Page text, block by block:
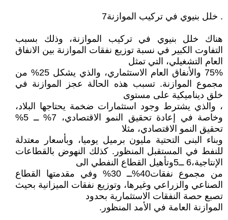
. خلل بنيوي في تركيب الموازنة7
هناك خلل بنيوي في تركيب الموازنة، وذلك بسبب
التفاوت الكبير في نسبة توزيع نفقات الموازنة بين الانفاق
العام التشغيلي، التي تمثل
75% والأنفاق العام الاستثماري، والذي يشكل 25% من
مجموع الموازنة. تسبب هذه الحالة عجز الموازنة في
خلق ديناميكية على مستوى
، والذي يشترط وجود استثمارات ضخمة يحتاجها البلاد،
وخاصة في إعادة تحقيق النمو الاقتصادي، 7% ــ 5%
تحقيق النمو الاقتصادي، مثلا
وبناء البنى التحتية مليون برميل يوميا، وبأسعار معتدلة
للنفط في المستقبل المنظور. كذلك النهوض بالقطاعات
الإنتاجية،6 ــ5وتأهيل القطاع النفطي الى
من مجموع نفقات40%ــ 30% وفي مقدمتها القطاع
الصناعي والزراعي وغيرها، وتوزيع نفقات الميزانية بحيث
تصبع حصة النفقات الاستثمارية بحدود
الموازنة العامة في الأمد المنظور.